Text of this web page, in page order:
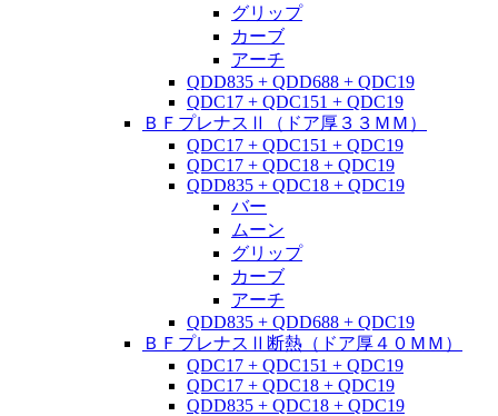
グリップ
カーブ
アーチ
QDD835 + QDD688 + QDC19
QDC17 + QDC151 + QDC19
ＢＦプレナスⅡ（ドア厚３３ＭＭ）
QDC17 + QDC151 + QDC19
QDC17 + QDC18 + QDC19
QDD835 + QDC18 + QDC19
バー
ムーン
グリップ
カーブ
アーチ
QDD835 + QDD688 + QDC19
ＢＦプレナスⅡ断熱（ドア厚４０ＭＭ）
QDC17 + QDC151 + QDC19
QDC17 + QDC18 + QDC19
QDD835 + QDC18 + QDC19